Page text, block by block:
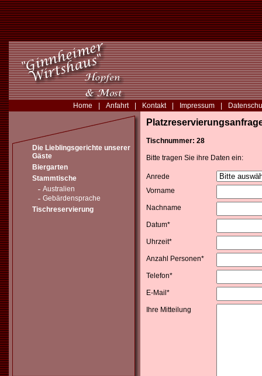
Home Anfahrt Kontakt Impressum
Die Lieblingsgerichte unserer
Gäste
Biergarten
Stammtische
Australien
Gebärdensprache
Tischreservierung
Tischnummer: 28
Bitte tragen Sie ihre Daten ein:
Anrede
Vorname
Nachname
Datum*
Uhrzeit*
Anzahl Personen*
Telefon*
E-Mail*
Ihre Mitteilung